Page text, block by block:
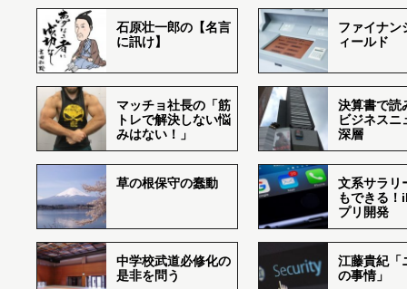
石原壮一郎の【名言
に訊け】
ファイナン
ィールド
マッチョ社長の「筋
トレで解決しない悩
みはない！」
決算書で読
ビジネスニ
深層
草の根保守の蠢動
文系サラリ
もできる
プリ開発
中学校武道必修化の
是非を問う
江藤貴紀「
の事情」